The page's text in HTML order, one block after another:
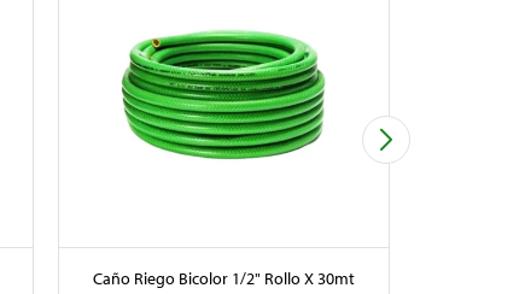
Caño Riego Bicolor 1/2" Rollo X 30mt